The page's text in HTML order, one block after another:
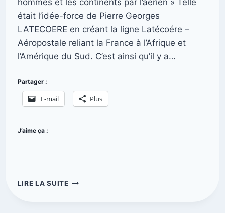
était l’idée-force de Pierre Georges
LATECOERE en créant la ligne Latécoére –
Aéropostale reliant la France à l’Afrique et
l’Amérique du Sud. C’est ainsi qu’il y a…
Partager :
E-mail Plus
J’aime ça :
LIRE LA SUITE